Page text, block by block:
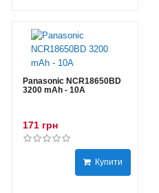
Panasonic NCR18650BD
3200 mAh - 10А
171 грн
Купити